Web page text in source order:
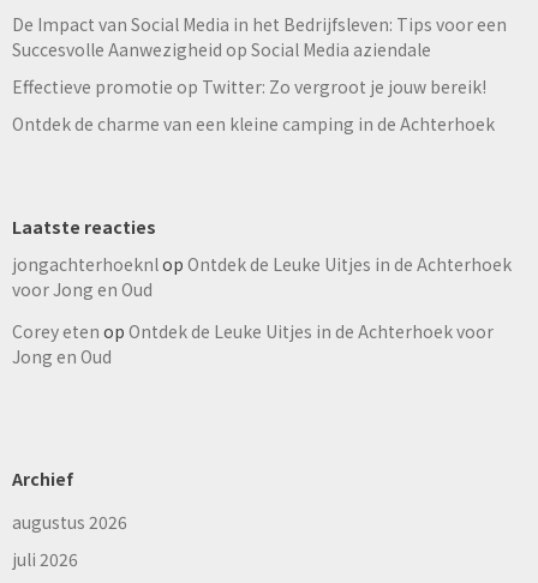
De Impact van Social Media in het Bedrijfsleven: Tips voor een
Succesvolle Aanwezigheid op Social Media aziendale
Effectieve promotie op Twitter: Zo vergroot je jouw bereik!
Ontdek de charme van een kleine camping in de Achterhoek
Laatste reacties
jongachterhoeknlop Ontdek de Leuke Uitjes in de Achterhoek
voor Jong en Oud
Corey eten op Ontdek de Leuke Uitjes in de Achterhoek voor
Jong en Oud
Archief
augustus 2026
juli 2026